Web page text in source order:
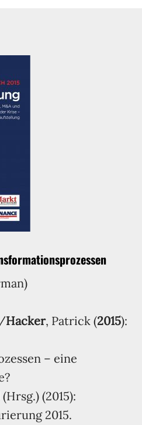
Hacker, Patrick (2015):
– eine
(2015):
2015.